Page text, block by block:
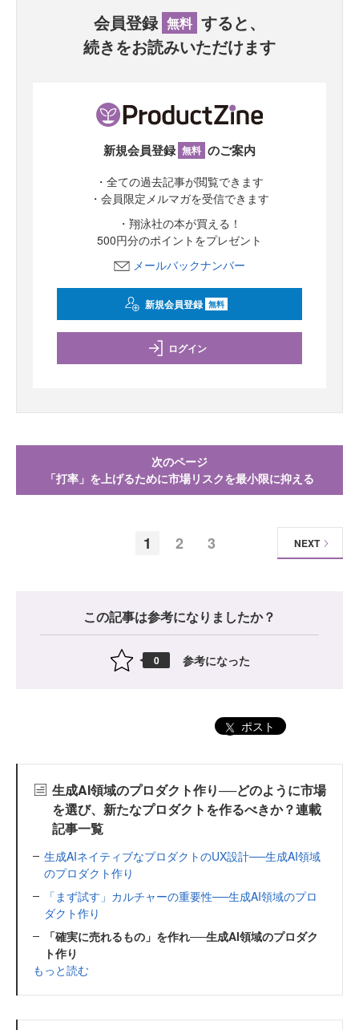
会員登録 無料 すると、
続きをお読みいただけます
新規会員登録 無料 のご案内
・全ての過去記事が閲覧できます
・会員限定メルマガを受信できます
・翔泳社の本が買える！
500円分のポイントをプレゼント
メールバックナンバー
新規会員登録 無料
ログイン
次のページ
「打率」を上げるために市場リスクを最小限に抑える
1 2 3 NEXT
この記事は参考になりましたか？
0 参考になった
ポスト
生成AI領域のプロダクト作り──どのように市場
を選び、新たなプロダクトを作るべきか？連載
記事一覧
生成AIネイティブなプロダクトのUX設計──生成AI領域
のプロダクト作り
「まず試す」カルチャーの重要性──生成AI領域のプロ
ダクト作り
「確実に売れるもの」を作れ──生成AI領域のプロダク
ト作り
もっと読む